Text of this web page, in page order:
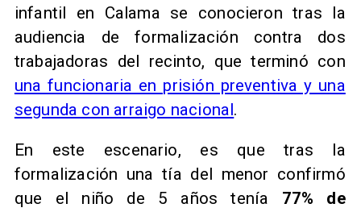
infantil en Calama se conocieron tras la
audiencia de formalización contra dos
trabajadoras del recinto, que terminó con
una funcionaria en prisión preventiva y una
segunda con arraigo nacional.
En este escenario, es que tras la
formalización una tía del menor confirmó
que el niño de 5 años tenía 77% de